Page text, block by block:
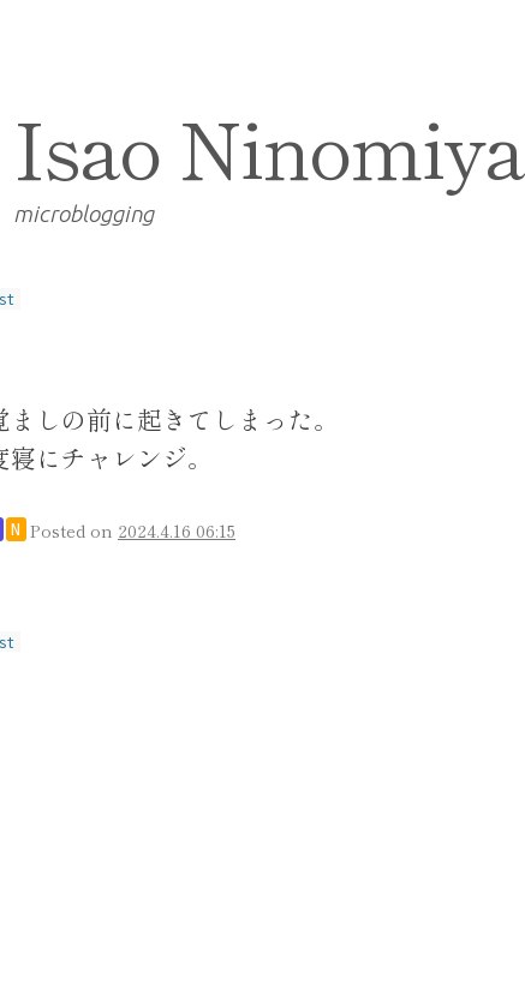
Isao Ninomiya
microblogging
ましの前に起きてしまった。
寝にチャレンジ。
N Posted on 2024.4.16 06:15
ビゲーション